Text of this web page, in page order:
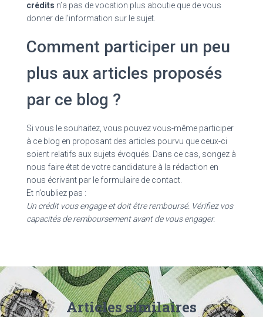
crédits n’a pas de vocation plus aboutie que de vous
donner de l’information sur le sujet.
Comment participer un peu
plus aux articles proposés
par ce blog ?
Si vous le souhaitez, vous pouvez vous-même participer
à ce blog en proposant des articles pourvu que ceux-ci
soient relatifs aux sujets évoqués. Dans ce cas, songez à
nous faire état de votre candidature à la rédaction en
nous écrivant par le formulaire de contact.
Et n’oubliez pas :
Un crédit vous engage et doit être remboursé. Vérifiez vos
capacités de remboursement avant de vous engager.
Articles similaires